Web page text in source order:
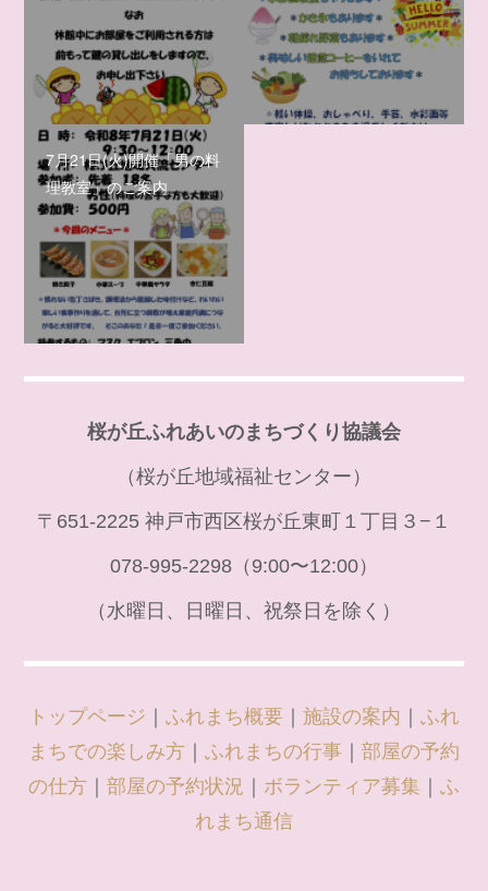
7月21日(火)開催「男の料
理教室」のご案内
桜が丘ふれあいのまちづくり協議会
（桜が丘地域福祉センター）
〒651-2225 神戸市西区桜が丘東町１丁目３−１
078-995-2298（9:00〜12:00）
（水曜日、日曜日、祝祭日を除く）
トップページ ふれまち概要 施設の案内
ふれ
まちでの楽しみ方
ふれまちの行事
部屋の予約
の仕方
部屋の予約状況 ボランティア募集
ふ
れまち通信